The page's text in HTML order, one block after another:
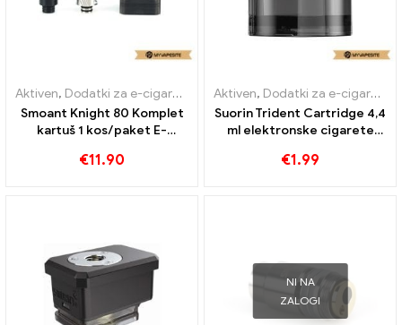
Aktiven, Dodatki za e-cigarete
Uparjalnik
Smoant Knight 80 Komplet
kartuš 1 kos/paket E-
meri
€11.90
Aktiven, Dodatki za e-cigarete
Suorin Trident Cartridge 4,4
ml elektronske cigarete
€1.99
NI NA
ZALOGI